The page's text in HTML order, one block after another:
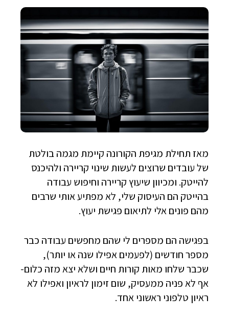
מאז תחילת מגיפת הקורונה קיימת מגמה בולטת
של עובדים שרוצים לעשות שינוי קריירה ולהיכנס
להייטק. ומכיוון שיעוץ קריירה וחיפוש עבודה
בהייטק הם העיסוק שלי, לא מפתיע אותי שרבים
מהם פונים אלי לתיאום פגישת יעוץ.
בפגישה הם מספרים לי שהם מחפשים עבודה כבר
מספר חודשים (לפעמים אפילו שנה או יותר),
שכבר שלחו מאות קורות חיים ושלא יצא מזה כלום-
אף לא פניה ממעסיק, שום זימון לראיון ואפילו לא
ראיון טלפוני ראשוני אחד.